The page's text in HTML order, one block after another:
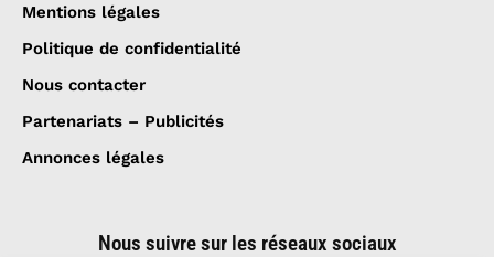
Mentions légales
Politique de confidentialité
Nous contacter
Partenariats – Publicités
Annonces légales
Nous suivre sur les réseaux sociaux